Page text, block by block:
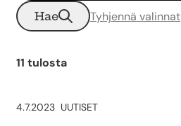
Hae Tyhjennä valinnat
11 tulosta
4.7.2023 UUTISET